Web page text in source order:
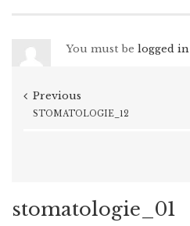
You must be logged in
Previous
STOMATOLOGIE_12
stomatologie_01